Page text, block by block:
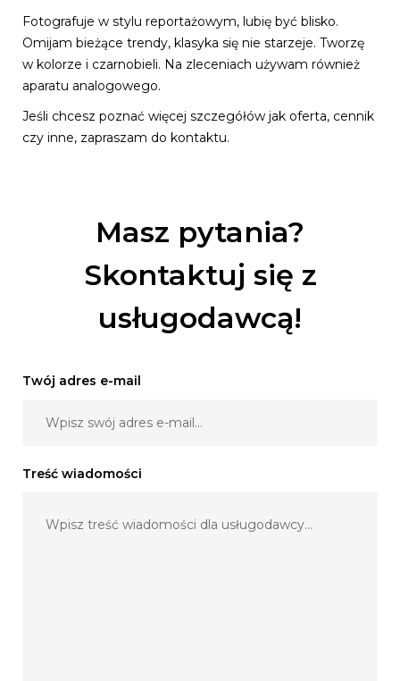
Fotografuje w stylu reportażowym, lubię być blisko.
Omijam bieżące trendy, klasyka się nie starzeje. Tworzę
w kolorze i czarnobieli. Na zleceniach używam również
aparatu analogowego.
Jeśli chcesz poznać więcej szczegółów jak oferta, cennik
czy inne, zapraszam do kontaktu.
Masz pytania?
Skontaktuj się z
usługodawcą!
Twój adres e-mail
Treść wiadomości